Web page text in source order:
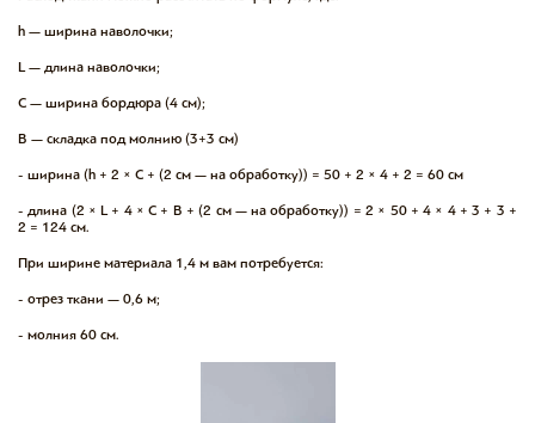
h — ширина наволочки;
L — длина наволочки;
C — ширина бордюра (4 см);
B — складка под молнию (3+3 см)
- ширина (h + 2 × C + (2 см — на обработку)) = 50 + 2 × 4 + 2 = 60 см
- длина (2 × L + 4 × С + B + (2 см — на обработку)) = 2 × 50 + 4 × 4 + 3 + 3 +
2 = 124 см.
‌При ширине материала 1,4 м вам потребуется:
- отрез ткани — 0,6 м;
- молния 60 см.